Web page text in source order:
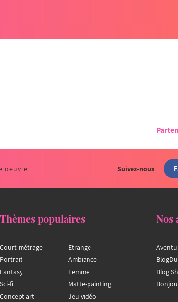
oeuvre Suivez-nous
Thèmes populaires
Court-métrage
Portrait
Fantasy
Sci-fi
Concept art
Etrange
Ambiance
Femme
Matte-painting
Jeu vidéo
Nos
Blog